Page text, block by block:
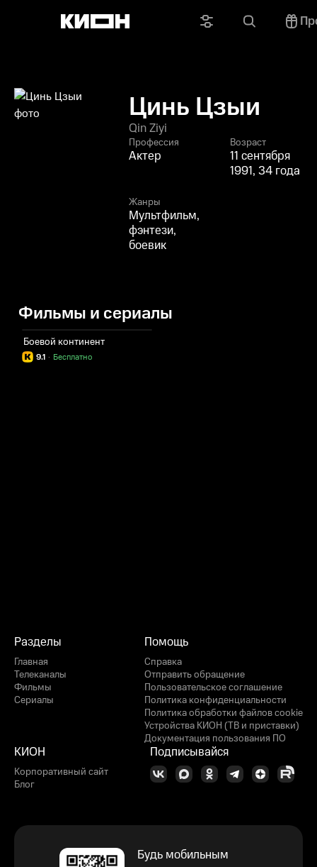
Цинь Цзыи
Qin Ziyi
Профессия
Актер
Возраст
11 сентября
1991, 34 года
Жанры
Мультфильм,
фэнтези,
боевик
Фильмы и сериалы
Боевой континент
9.1 Бесплатно
·
Разделы
Главная
Телеканалы
Фильмы
Сериалы
Помощь
Справка
Отправить обращение
Пользовательское соглашение
Политика конфиденциальности
Политика обработки файлов cookie
Устройства КИОН (ТВ и приставки)
Документация пользования ПО
КИОН
Корпоративный сайт
Блог
Подписывайся
Будь мобильным